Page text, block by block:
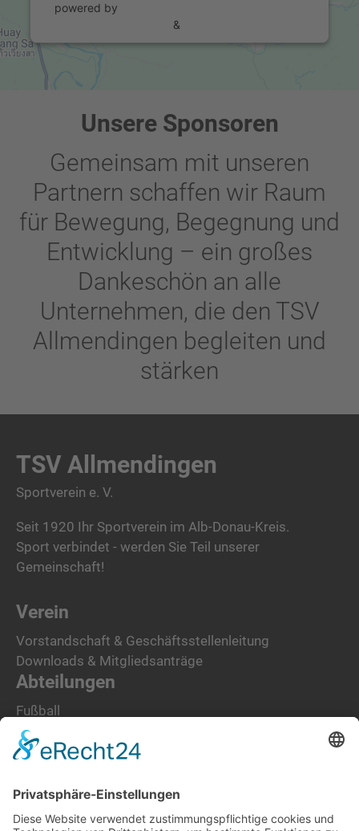
powered by
&
Unsere Sponsoren
Gemeinsam mit unseren
Partnern schaffen wir Raum
für Bewegung, Begegnung und
Entwicklung – ein großes
Dankeschön an alle
Unternehmen, die den TSV
Allmendingen begleiten und
stärken
TSV Allmendingen
Sportverein e. V.
Seit 1920 Ihr Sportverein im Alb-Donau-Kreis.
Sport verbindet - werden Sie Teil unserer
Gemeinschaft!
Verein
Vorstandschaft & Geschäftsstellenleitung
Downloads & Mitgliedsanträge
Abteilungen
Fußball
Tennis
Turnen
Adresse
Sportplatzweg 1